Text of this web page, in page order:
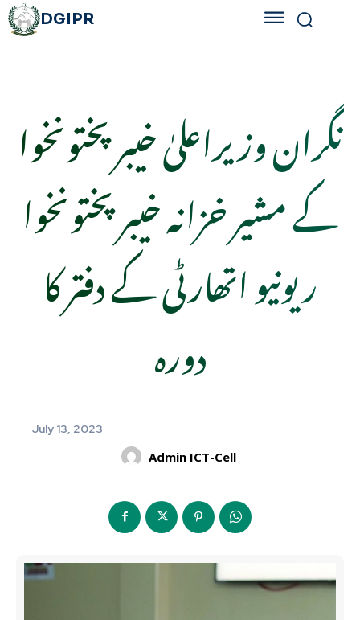
DGIPR
نگران وزیراعلیٰ خیبرپختونخوا
کے مشیر خزانہ خیبرپختونخوا
ریونیو اتھارٹی کے دفتر کا
دورہ
July 13, 2023
Admin ICT-Cell